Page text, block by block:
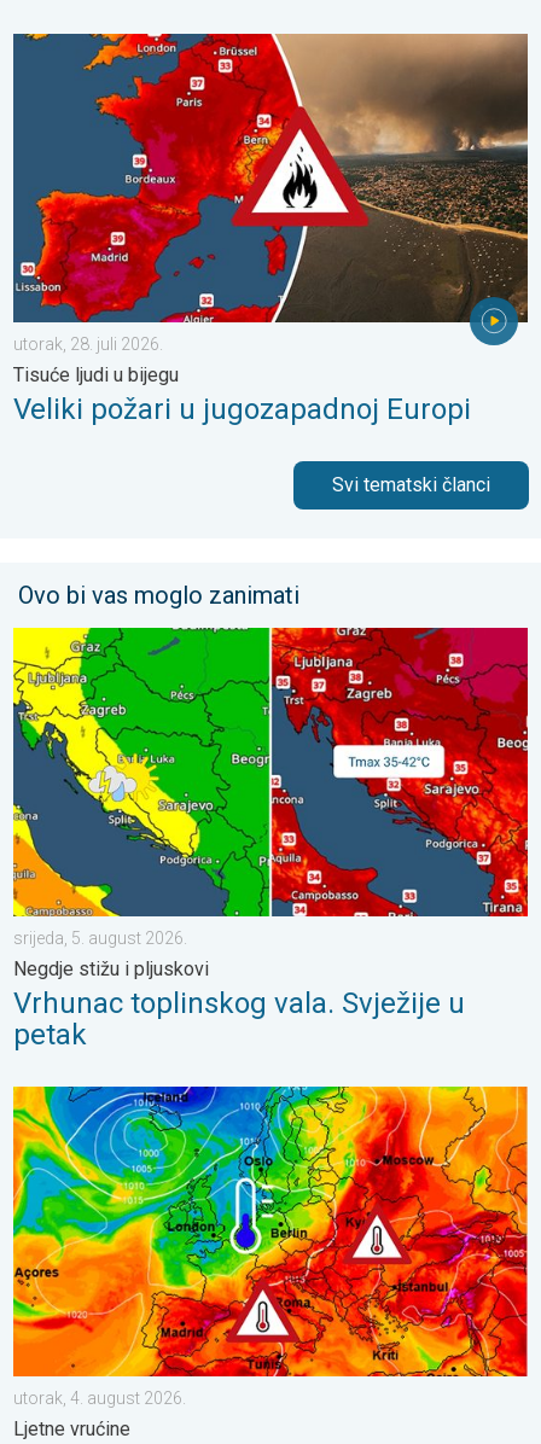
Veliki požari u jugozapadnoj Europi. Tisuće ljudi u bijegu. . .
utorak, 28. juli 2026.
Tisuće ljudi u bijegu
Veliki požari u jugozapadnoj Europi
Svi tematski članci
Ovo bi vas moglo zanimati
Vrhunac toplinskog vala. Svježije u petak. Negdje stižu i
srijeda, 5. august 2026.
Negdje stižu i pljuskovi
Vrhunac toplinskog vala. Svježije u
petak
Još toplije do petka, 40-ice se šire. Ljetne vrućine. . . utorak,
utorak, 4. august 2026.
Ljetne vrućine